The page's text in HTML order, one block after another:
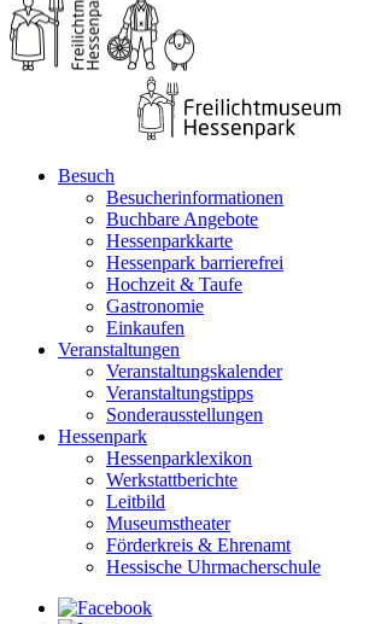
Besuch
Besucherinformationen
Buchbare Angebote
Hessenparkkarte
Hessenpark barrierefrei
Hochzeit & Taufe
Gastronomie
Einkaufen
Veranstaltungen
Veranstaltungskalender
Veranstaltungstipps
Sonderausstellungen
Hessenpark
Hessenparklexikon
Werkstattberichte
Leitbild
Museumstheater
Förderkreis & Ehrenamt
Hessische Uhrmacherschule